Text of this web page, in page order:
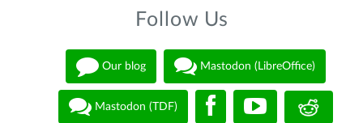
Follow Us
Our blog Mastodon (LibreOffice)
Mastodon (TDF)